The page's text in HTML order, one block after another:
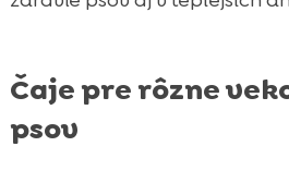
Čaje pre rôzne
psov